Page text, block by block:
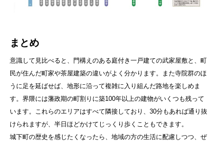
まとめ
意識して見比べると、門構えのある庭付き一戸建ての武家屋敷と、町
民が住んだ町家や茶屋建築の違いがよく分かります。また寺院群のほ
うに足を延ばせば、地形に沿って複雑に入り組んだ路地を楽しめま
す。界隈には藩政期の町割りに築100年以上の建物がいくつも残って
います。これらのエリアはすべて隣接しており、30分もあれば通り抜
けられますが、半日ほどかけてじっくり歩くこともできます。
城下町の歴史を感じたくなったら、地域の方の生活に配慮しつつ、ぜ